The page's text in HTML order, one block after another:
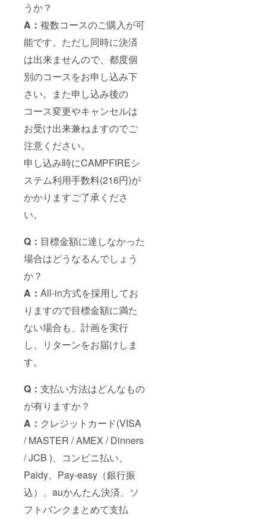
うか？
A： 複数コースのご購入が可
能です。ただし同時に決済
は出来ませんので、都度個
別のコースをお申し込み下
さい。また申し込み後の
コース変更やキャンセルは
お受け出来兼ねますのでご
注意ください。
申し込み時にCAMPFIREシ
ステム利用手数料(216円)が
かかりますご了承くださ
い。
Q： 目標金額に達しなかった
場合はどうなるんでしょう
か？
A： All-in方式を採用してお
りますので目標金額に満た
ない場合も、計画を実行
し、リターンをお届けしま
す。
Q： 支払い方法はどんなもの
が有りますか？
A： クレジットカード(VISA
/ MASTER / AMEX / Dinners
/ JCB )、コンビニ払い、
Paidy、Pay-easy（銀行振
込）、auかんたん決済、ソ
フトバンクまとめて支払